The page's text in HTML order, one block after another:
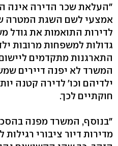
"העלאת שכר הדירה אינה
אמצעי לשם השגת המטרה
לדירות התואמות את גודל
גדולות למשפחות מרובות
התארגנות מתקדמים ליישום
המשרד לא יפנה דיירים
ילדיהם וכו' לדירה קטנה
חוקתיים לכך.
"בנוסף, המשרד מפנה
מדירות דיור ציבורי רגילות